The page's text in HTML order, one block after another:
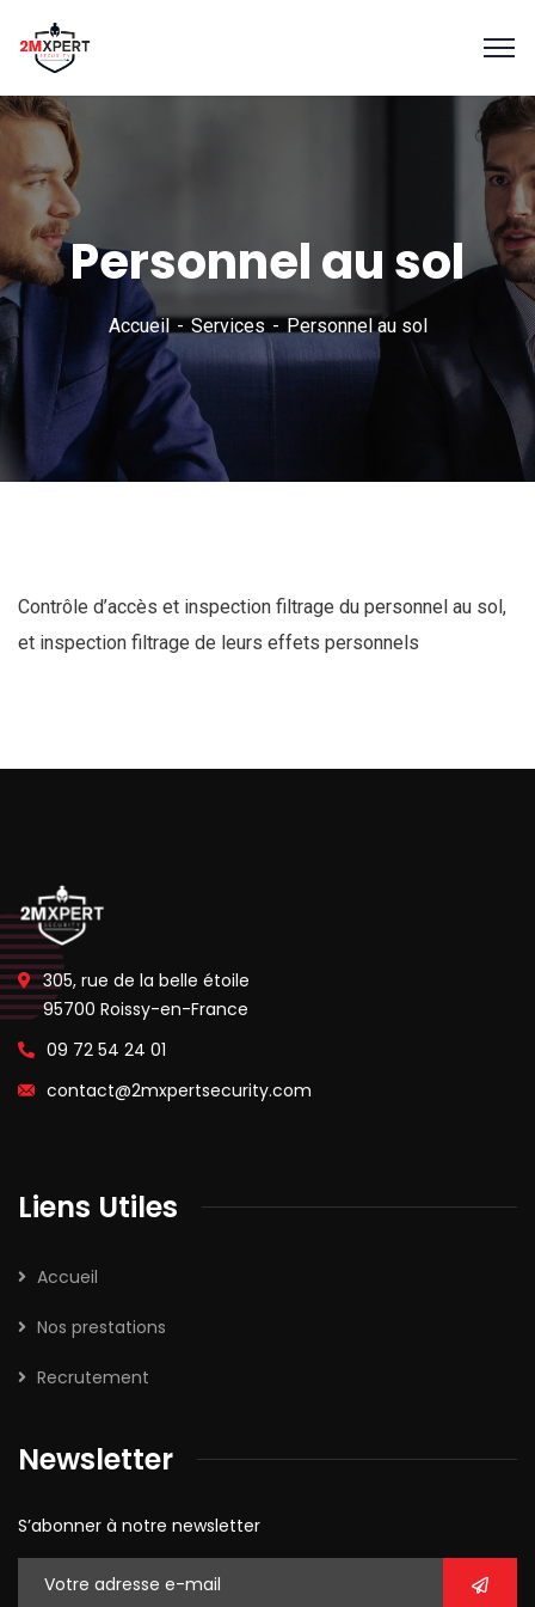
Personnel au sol
Accueil Services Personnel au sol
Contrôle d’accès et inspection filtrage du personnel au sol,
et inspection filtrage de leurs effets personnels
305, rue de la belle étoile
95700 Roissy-en-France
09 72 54 24 01
contact@2mxpertsecurity.com
Liens Utiles
Accueil
Nos prestations
Recrutement
Newsletter
S’abonner à notre newsletter